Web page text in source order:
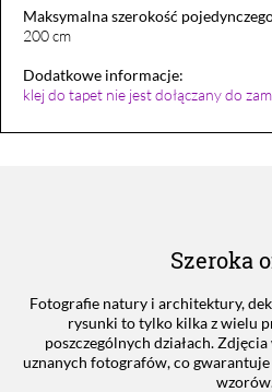
Maksymalna szerokość
200 cm
Dodatkowe informacje:
klej do tapet nie jest dołączany do
Szeroka
Fotografie natury i architektury,
rysunki to tylko kilka z wielu
poszczególnych działach.
uznanych fotografów, co